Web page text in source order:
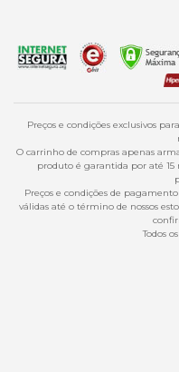
Preços e condições exclusivos
O carrinho de compras apenas
produto é garantida por até
Preços e condições de
válidas até o término de nossos
Todos